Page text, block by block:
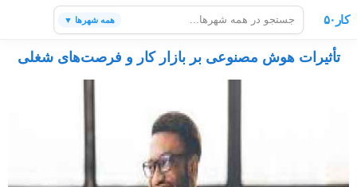
کار۵۰ همه شهرها ▼
تأثیرات هوش مصنوعی بر بازار کار و فرصت‌های شغلی